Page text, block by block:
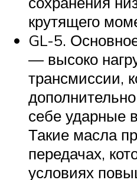
крутящего
GL-5.
— высоко
трансмиссии,
себе ударные
Такие масла
передачах,
условиях